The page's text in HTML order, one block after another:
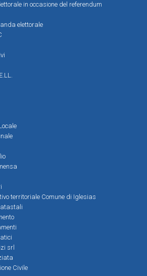
in occasione del referendum
elettorale
territoriale Comune di Iglesias
srl
Civile